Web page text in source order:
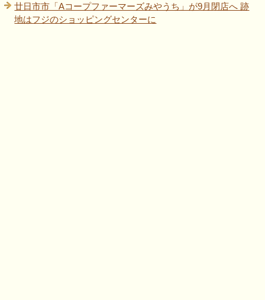
廿日市市「Aコープファーマーズみやうち」が9月閉店へ 跡
地はフジのショッピングセンターに